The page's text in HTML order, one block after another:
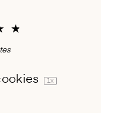
★
1x